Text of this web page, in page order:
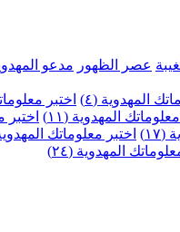
عصر الظهور مدعو
المهدوية (٤) اختبر
المهدوية (١١) اختبر
اختبر معلوماتك المهدوية
المهدوية (٢٤)